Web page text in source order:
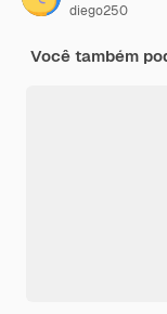
diego250
Você também